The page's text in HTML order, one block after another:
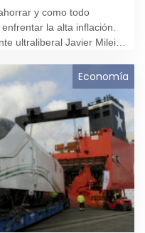
y como todo
la alta inflación.
ultraliberal Javier Milei
se valoriza aunque nadie
Economía